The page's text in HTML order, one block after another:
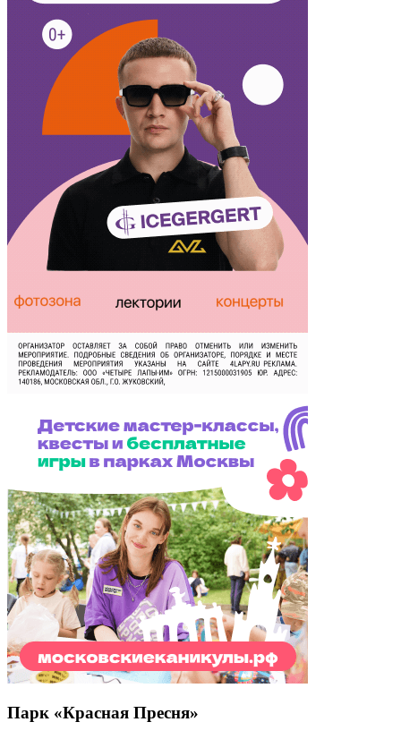
Парк «Красная Пресня»